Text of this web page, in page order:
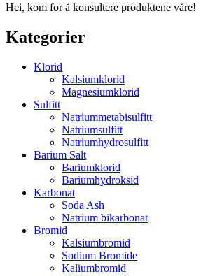
Hei, kom for å konsultere produktene våre!
Kategorier
Klorid
Kalsiumklorid
Magnesiumklorid
Sulfitt
Natriummetabisulfitt
Natriumsulfitt
Natriumhydrosulfitt
Barium Salt
Bariumklorid
Bariumhydroksid
Karbonat
Soda Ash
Natrium bikarbonat
Bromid
Kalsiumbromid
Sodium Bromide
Kaliumbromid